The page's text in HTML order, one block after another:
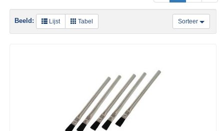
Sorteer
Beeld: Lijst Tabel